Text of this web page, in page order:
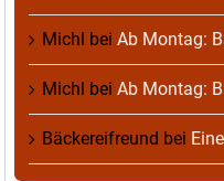
Michl bei Ab Montag:
Michl bei Ab Montag:
Bäckereifreund bei